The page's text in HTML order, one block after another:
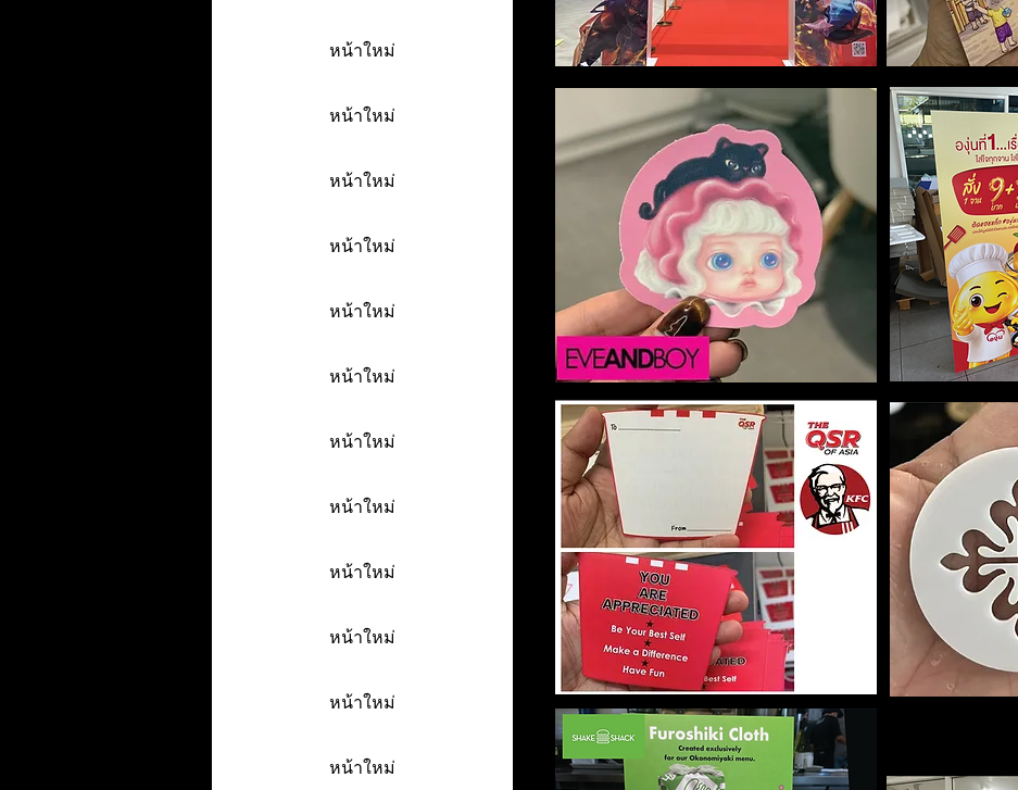
หน้าใหม่
หน้าใหม่
หน้าใหม่
หน้าใหม่
หน้าใหม่
หน้าใหม่
หน้าใหม่
หน้าใหม่
หน้าใหม่
หน้าใหม่
หน้าใหม่
หน้าใหม่